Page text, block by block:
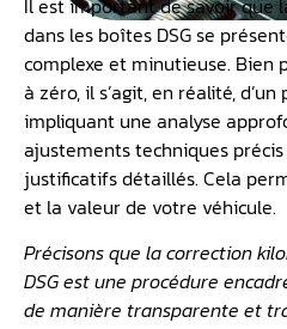
Il est important de savoir que
dans les boîtes DSG se
complexe et minutieuse. Bien
à zéro, il s’agit, en réalité,
impliquant une analyse
ajustements techniques
justificatifs détaillés. Cela
et la valeur de votre véhicule.
Précisons que la correction
DSG est une procédure
de manière transparente et